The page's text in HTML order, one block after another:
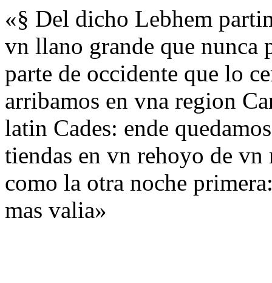
«§ Del dicho Lebhem
vn llano grande que nunca
parte de occidente que lo
arribamos en vna region
latin Cades: ende
tiendas en vn rehoyo de
como la otra noche
mas valia»